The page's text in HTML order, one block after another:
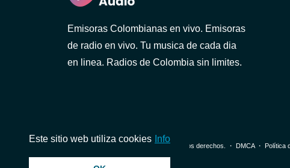
Emisoras Colombianas en vivo. Emisoras
de radio en vivo. Tu musica de cada dia
en linea. Radios de Colombia sin limites.
© 2026 InstantAudio. Reservados todos los derechos. ・ DMCA・ Política
Este sitio web utiliza cookies Info